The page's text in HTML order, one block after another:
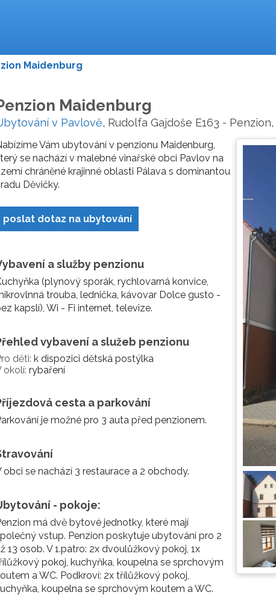
Maidenburg
Maidenburg
v Pavlově, Rudolfa Gajdoše E163 - Penzion,
Vám ubytování v penzionu Maidenburg,
se nachází v malebné vinařské obci Pavlov na
chráněné krajinné oblasti Pálava s dominantou
Děvičky.
poslat dotaz na ubytování
a služby penzionu
(plynový sporák, rychlovarná konvice,
trouba, lednička, kávovar Dolce gusto -
kapslí), Wi - Fi internet, televize.
vybavení a služeb penzionu
děti: k dispozici dětská postýlka
okolí: rybaření
cesta a parkování
je možné pro 3 auta před penzionem.
obci se nachází 3 restaurace a 2 obchody.
- pokoje:
má dvě bytové jednotky, které mají
vstup. Penzion poskytuje ubytování pro 2
13 osob. V 1.patro: 2x dvoulůžkový pokoj, 1x
pokoj, kuchyňka, koupelna se sprchovým
a WC. Podkroví: 2x třílůžkový pokoj,
koupelna se sprchovým koutem a WC.